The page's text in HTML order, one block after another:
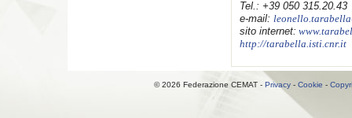
Tel.: +39 050 315.20.43
e-mail:
sito internet:
http://tarabella.isti.cnr.it
© 2026 Federazione CEMAT - Privacy- Cookie -